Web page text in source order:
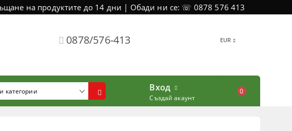
на продуктите до 14 дни | Обади ни се: ☏ 0878 576 413
0878/576-413 EUR
Вход
Създай акаунт
0